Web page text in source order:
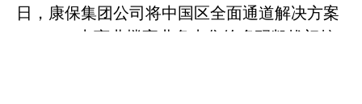
日，康保集团公司将中国区全面通道解决方案
（PAS）中商业楼宇业务出售给多玛凯拔门控